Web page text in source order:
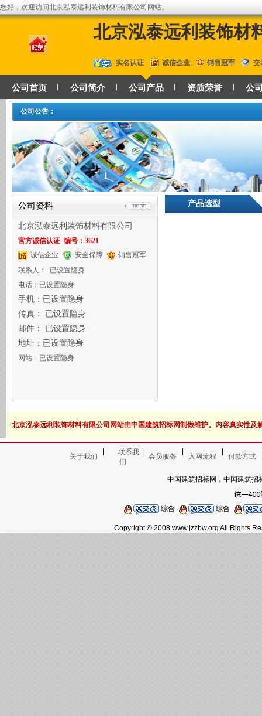
您好，欢迎访问北京泓泰远利装饰材料有限公司网站。
北京泓泰远利装饰材
实名认证 诚信企业 销售冠军 交
公司首页 公司简介 公司产品 资质荣誉 公
公司公告：
公司资料
北京泓泰远利装饰材料有限公司
官方诚信认证 编号：3621
诚信企业
安全保障
销售冠军
联系人： 已设置隐身
电话：已设置隐身
手机：已设置隐身
传真： 已设置隐身
邮件： 已设置隐身
地址：已设置隐身
网站：已设置隐身
产品选型
北京泓泰远利装饰材料有限公司网站由中国建筑招标网制做维护。内容真实性
关于我们
联系我
们
会员服务 入网流程 付款方式
中国建筑招标网，中国建筑招
综合 综合
Copyright © 2008 www.jzzbw.org All Rights